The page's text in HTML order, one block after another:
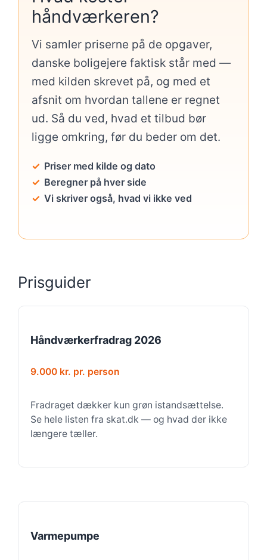
håndværkeren?
Vi samler priserne på de opgaver,
danske boligejere faktisk står med —
med kilden skrevet på, og med et
afsnit om hvordan tallene er regnet
ud. Så du ved, hvad et tilbud bør
ligge omkring, før du beder om det.
Priser med kilde og dato
Beregner på hver side
Vi skriver også, hvad vi ikke ved
Prisguider
Håndværkerfradrag 2026
9.000 kr. pr. person
Fradraget dækker kun grøn istandsættelse.
Se hele listen fra skat.dk — og hvad der ikke
længere tæller.
Varmepumpe